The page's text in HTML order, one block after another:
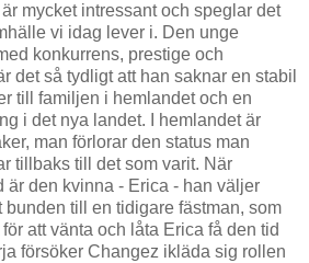
mycket intressant och speglar det
vi idag lever i. Den unge
konkurrens, prestige och
det så tydligt att han saknar en stabil
till familjen i hemlandet och en
i det nya landet. I hemlandet är
man förlorar den status man
tillbaks till det som varit. När
är den kvinna - Erica - han väljer
till en tidigare fästman, som
att vänta och låta Erica få den tid
försöker Changez ikläda sig rollen